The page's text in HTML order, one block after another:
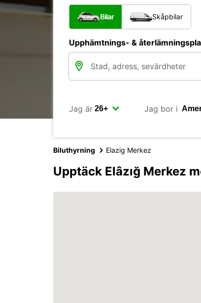
Bilar Skåpbilar
Upphämtnings- &
Jag är Jag bor i
Biluthyrning Elazig Merkez
Upptäck Elâzığ Merkez